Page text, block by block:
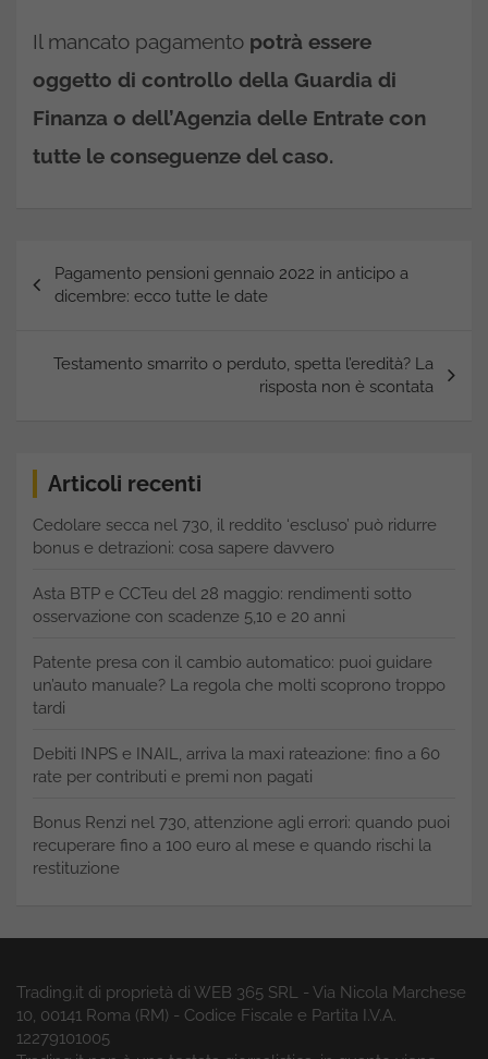
Il mancato pagamento potrà essere
oggetto di controllo della Guardia di
Finanza o dell’Agenzia delle Entrate con
tutte le conseguenze del caso.
articoli
Pagamento pensioni gennaio 2022 in anticipo a
dicembre: ecco tutte le date
Testamento smarrito o perduto, spetta l’eredità? La
risposta non è scontata
Articoli recenti
Cedolare secca nel 730, il reddito ‘escluso’ può ridurre
bonus e detrazioni: cosa sapere davvero
Asta BTP e CCTeu del 28 maggio: rendimenti sotto
osservazione con scadenze 5,10 e 20 anni
Patente presa con il cambio automatico: puoi guidare
un’auto manuale? La regola che molti scoprono troppo
tardi
Debiti INPS e INAIL, arriva la maxi rateazione: fino a 60
rate per contributi e premi non pagati
Bonus Renzi nel 730, attenzione agli errori: quando puoi
recuperare fino a 100 euro al mese e quando rischi la
restituzione
Trading.it di proprietà di WEB 365 SRL - Via Nicola Marchese
10, 00141 Roma (RM) - Codice Fiscale e Partita I.V.A.
12279101005